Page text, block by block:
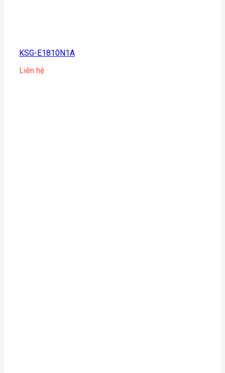
KSG-E1810N1A
Liên hệ